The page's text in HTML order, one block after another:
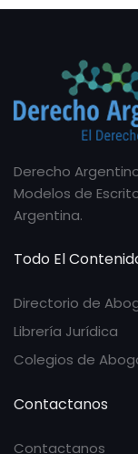
Derecho
Modelos de
Argentina.
Todo El
Directorio de
Librería Jurídica
Colegios de
Contactanos
Contactanos